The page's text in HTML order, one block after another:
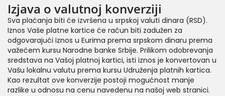
Izjava o valutnoj konverziji
Sva plaćanja biti će izvršena u srpskoj valuti dinara (RSD).
Iznos Vaše platne kartice će račun biti zadužen za
odgovarajući iznos u Eurima prema srpskom dinaru prema
važećem kursu Narodne banke Srbije. Prilikom odobrevanja
sredstava na Vašoj platnoj kartici, isti iznos je konvertovan u
Vašu lokalnu valutu prema kursu Udruženja platnih kartica.
Kao rezultat ove konverzije postoji mogućnost manje
razlike u odnosu na cenu navedenu na našoj web stranici.